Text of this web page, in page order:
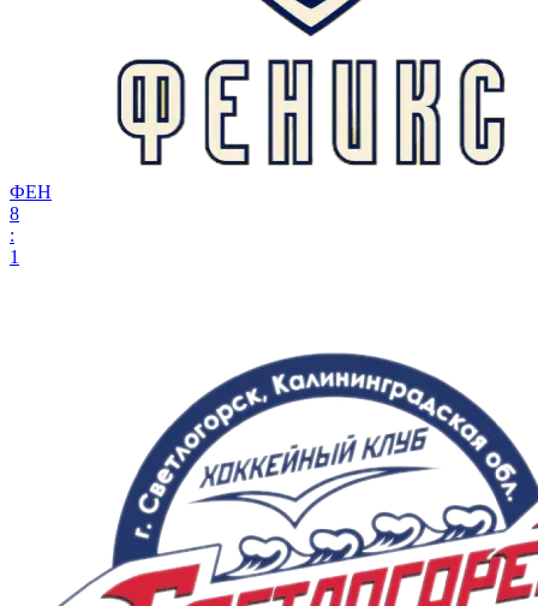
ФЕН
8
:
1